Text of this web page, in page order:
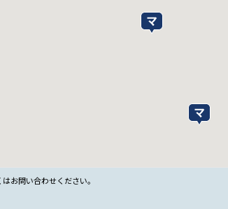
お問い合わせください。